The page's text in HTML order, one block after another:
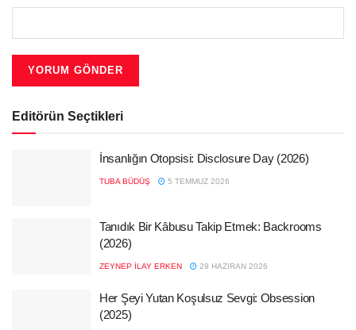
Editörün Seçtikleri
İnsanlığın Otopsisi: Disclosure Day (2026)
TUBA BÜDÜŞ 5 TEMMUZ 2026
Tanıdık Bir Kâbusu Takip Etmek: Backrooms
(2026)
ZEYNEP İLAY ERKEN 29 HAZIRAN 2026
Her Şeyi Yutan Koşulsuz Sevgi: Obsession
(2025)